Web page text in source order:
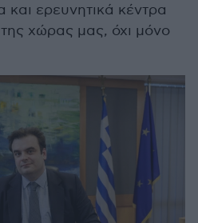
ερευνητικά κέντρα
χώρας μας, όχι μόνο